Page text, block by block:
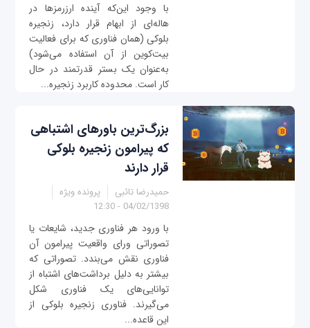
با وجود این‌که آینده ارزرمزها در
هاله‌ای از ابهام قرار دارد، زنجيره
بلوکی (همان فناوری که برای فعالیت
بیت‌کوین از آن استفاده می‌شود)
به‌عنوان یک بستر قدرتمند در حال
کار است. محدوده کاربرد زنجيره...
بزرگ‌ترین باورهای اشتباهی
که پیرامون زنجیره بلوکی
قرار دارند
حمیدرضا تائبی
پرونده ویژه
04/02/1398 - 12:30
با ورود هر فناوری جدید، شایعات یا
تصوراتی ورای واقعیت پیرامون آن
فناوری نقش می‌بندد. تصوراتی که
بیشتر به دلیل برداشت‌های اشتباه از
توانایی‌های یک فناوری شکل
می‌گیرند. فناوری زنجیره بلوکی از
این قاعده...